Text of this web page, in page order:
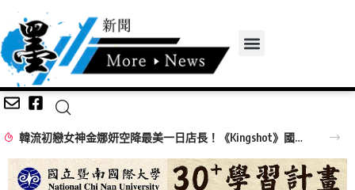
韓流初戀女神金娜妍空降最美一日店長！《Kingshot》國王燒烤節攜手焦糖楓串燒、柒息地居酒屋端出國王級美味狂潮